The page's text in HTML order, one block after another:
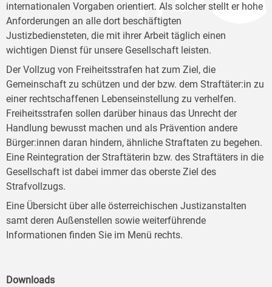
internationalen Vorgaben orientiert. Als solcher stellt er hohe
Anforderungen an alle dort beschäftigten
Justizbediensteten, die mit ihrer Arbeit täglich einen
wichtigen Dienst für unsere Gesellschaft leisten.
Der Vollzug von Freiheitsstrafen hat zum Ziel, die
Gemeinschaft zu schützen und der bzw. dem Straftäter:in zu
einer rechtschaffenen Lebenseinstellung zu verhelfen.
Freiheitsstrafen sollen darüber hinaus das Unrecht der
Handlung bewusst machen und als Prävention andere
Bürger:innen daran hindern, ähnliche Straftaten zu begehen.
Eine Reintegration der Straftäterin bzw. des Straftäters in die
Gesellschaft ist dabei immer das oberste Ziel des
Strafvollzugs.
Eine Übersicht über alle österreichischen Justizanstalten
samt deren Außenstellen sowie weiterführende
Informationen finden Sie im Menü rechts.
Downloads